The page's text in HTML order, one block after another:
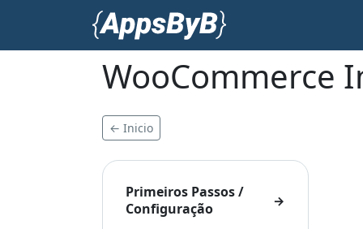
WooCommerce
← Inicio
Primeiros Passos /
Configuração
→